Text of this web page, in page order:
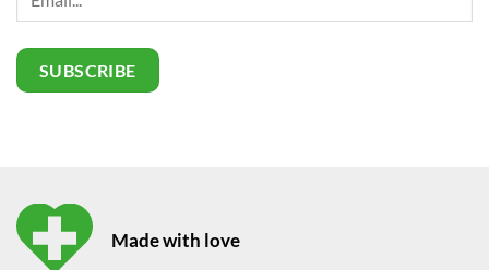
Made with love